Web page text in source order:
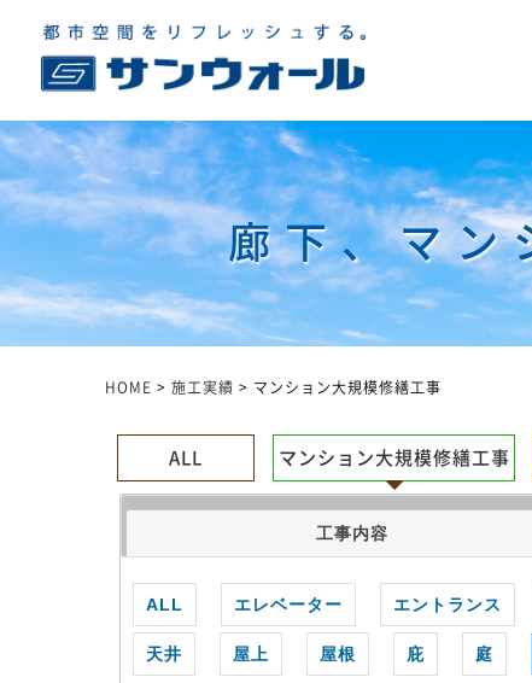
廊下、マン
HOME > 施工実績 > マンション大規模修繕工事
ALL マンション大規模修繕工事
工事内容
ALL エレベーター エントランス
天井 屋上 屋根 庇 庭